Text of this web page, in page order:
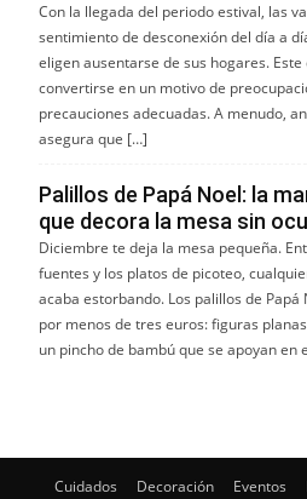
Con la llegada del periodo estival, las
sentimiento de desconexión del día a
eligen ausentarse de sus hogares.
convertirse en un motivo de
precauciones adecuadas. A menudo,
asegura que […]
Palillos de Papá Noel: la
que decora la mesa sin
Diciembre te deja la mesa pequeña.
fuentes y los platos de picoteo,
acaba estorbando. Los palillos de
por menos de tres euros: figuras
un pincho de bambú que se apoyan en
Cuidados Decoración Eventos